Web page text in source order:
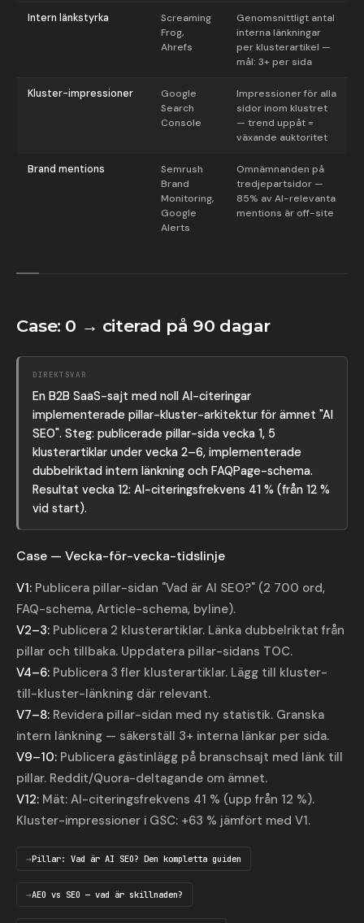
Intern länkstyrka
Screaming
Frog,
Ahrefs
Genomsnittligt antal
interna länkningar
per klusterartikel —
mål: 3+ per sida
Kluster-impressioner
Google
Search
Console
Impressioner för alla
sidor inom klustret
— trend uppåt =
växande auktoritet
Brand mentions
Semrush
Brand
Monitoring,
Google
Alerts
Omnämnanden på
tredjepartsidor —
85% av AI-relevanta
mentions är off-site
Case: 0 → citerad på 90 dagar
DIREKTSVAR
En B2B SaaS-sajt med noll AI-citeringar
implementerade pillar-kluster-arkitektur för ämnet "AI
SEO". Steg: publicerade pillar-sida vecka 1, 5
klusterartiklar under vecka 2–6, implementerade
dubbelriktad intern länkning och FAQPage-schema.
Resultat vecka 12: AI-citeringsfrekvens 41 % (från 12 %
vid start).
Case — Vecka-för-vecka-tidslinje
V1: Publicera pillar-sidan "Vad är AI SEO?" (2 700 ord,
FAQ-schema, Article-schema, byline).
V2–3: Publicera 2 klusterartiklar. Länka dubbelriktat från
pillar och tillbaka. Uppdatera pillar-sidans TOC.
V4–6: Publicera 3 fler klusterartiklar. Lägg till kluster-
till-kluster-länkning där relevant.
V7–8: Revidera pillar-sidan med ny statistik. Granska
intern länkning — säkerställ 3+ interna länkar per sida.
V9–10: Publicera gästinlägg på branschsajt med länk till
pillar. Reddit/Quora-deltagande om ämnet.
V12: Mät: AI-citeringsfrekvens 41 % (upp från 12 %).
Kluster-impressioner i GSC: +63 % jämfört med V1.
Pillar: Vad är AI SEO? Den kompletta guiden
AEO vs SEO — vad är skillnaden?